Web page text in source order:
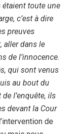
étaient toute une
c’est à dire
preuves
aller dans le
de l’innocence.
qui sont venus
au bout du
l’enquête, ils
devant la Cour
de